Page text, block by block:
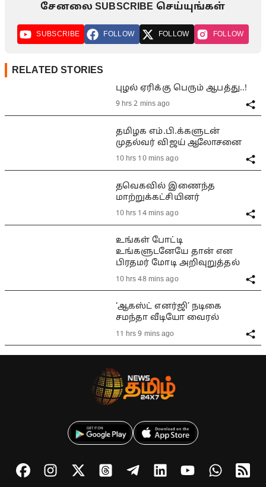
சேனலை SUBSCRIBE செய்யுங்கள்
SUBSCRIBE FOLLOW FOLLOW FOLLOW
RELATED STORIES
புழல் ஏரிக்கு பெரும் ஆபத்து..!
9 hrs 2 mins ago
தமிழக எம்.பி.க்களுடன்
முதல்வர் விஜய் ஆலோசனை
10 hrs 10 mins ago
தவெகவில் இணைந்த
மாற்றுக்கட்சியினர்
10 hrs 14 mins ago
உங்கள் போட்டி
உங்களுடனேயே தான் என
பிரதமர் மோடி அறிவுறுத்தல்
10 hrs 48 mins ago
‘ஆகஸ்ட் எனர்ஜி’ நடிகை
சமந்தா வீடியோ வைரல்
11 hrs 9 mins ago